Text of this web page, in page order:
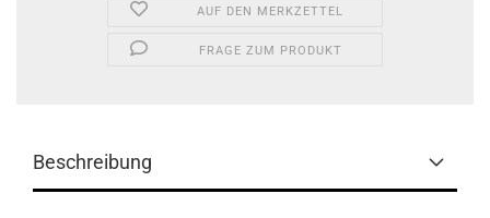
AUF DEN MERKZETTEL
FRAGE ZUM PRODUKT
Beschreibung